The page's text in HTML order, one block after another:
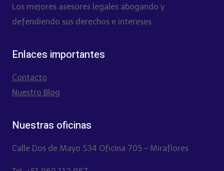
Los mejores asesores legales abogando y
defendiendo sus derechos e intereses
Enlaces importantes
Contacto
Nuestro Blog
Nuestras oficinas
Calle Dos de Mayo 534 Oficina 705 – Miraflores